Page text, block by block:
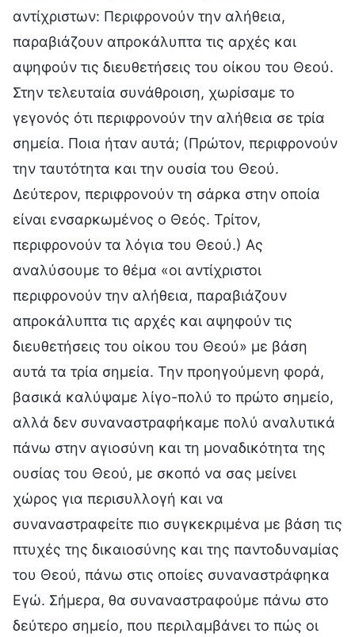
αντίχριστων: Περιφρονούν την αλήθεια,
παραβιάζουν απροκάλυπτα τις αρχές και
αψηφούν τις διευθετήσεις του οίκου του Θεού.
Στην τελευταία συνάθροιση, χωρίσαμε το
γεγονός ότι περιφρονούν την αλήθεια σε τρία
σημεία. Ποια ήταν αυτά; (Πρώτον, περιφρονούν
την ταυτότητα και την ουσία του Θεού.
Δεύτερον, περιφρονούν τη σάρκα στην οποία
είναι ενσαρκωμένος ο Θεός. Τρίτον,
περιφρονούν τα λόγια του Θεού.) Ας
αναλύσουμε το θέμα «οι αντίχριστοι
περιφρονούν την αλήθεια, παραβιάζουν
απροκάλυπτα τις αρχές και αψηφούν τις
διευθετήσεις του οίκου του Θεού» με βάση
αυτά τα τρία σημεία. Την προηγούμενη φορά,
βασικά καλύψαμε λίγο-πολύ το πρώτο σημείο,
αλλά δεν συναναστραφήκαμε πολύ αναλυτικά
πάνω στην αγιοσύνη και τη μοναδικότητα της
ουσίας του Θεού, με σκοπό να σας μείνει
χώρος για περισυλλογή και να
συναναστραφείτε πιο συγκεκριμένα με βάση τις
πτυχές της δικαιοσύνης και της παντοδυναμίας
του Θεού, πάνω στις οποίες συναναστράφηκα
Εγώ. Σήμερα, θα συναναστραφούμε πάνω στο
δεύτερο σημείο, που περιλαμβάνει το πώς οι